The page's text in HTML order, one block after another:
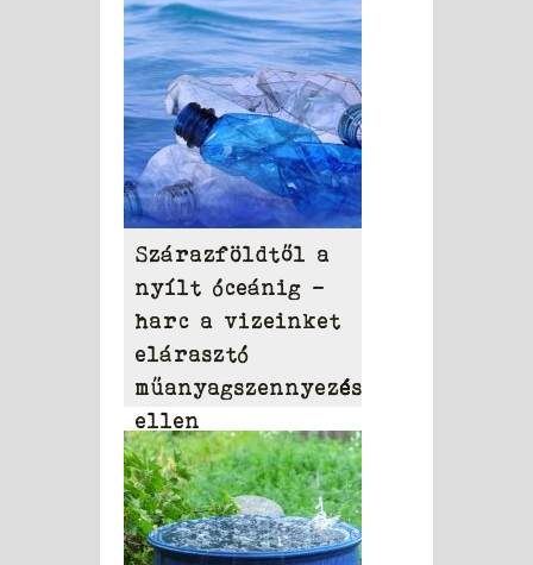
szerek
Szárazföldtől a
nyílt óceánig –
harc a vizeinket
elárasztó
műanyagszennyezés
ellen